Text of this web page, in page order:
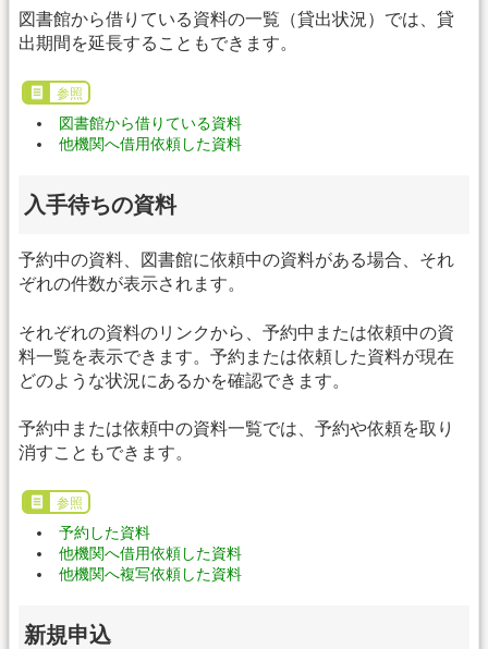
図書館から借りている資料の一覧（貸出状況）では、貸
出期間を延長することもできます。
参照
図書館から借りている資料
他機関へ借用依頼した資料
入手待ちの資料
予約中の資料、図書館に依頼中の資料がある場合、それ
ぞれの件数が表示されます。
それぞれの資料のリンクから、予約中または依頼中の資
料一覧を表示できます。予約または依頼した資料が現在
どのような状況にあるかを確認できます。
予約中または依頼中の資料一覧では、予約や依頼を取り
消すこともできます。
参照
予約した資料
他機関へ借用依頼した資料
他機関へ複写依頼した資料
新規申込